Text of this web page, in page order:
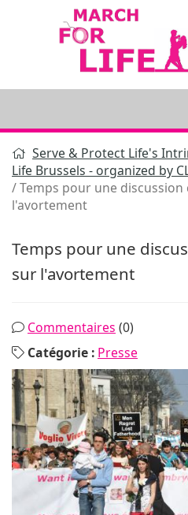
Serve & Protect Life's
Life Brussels - organized by
Temps pour une
l'avortement
Temps pour une
sur l'avortement
Commentaires (0)
Catégorie : Presse